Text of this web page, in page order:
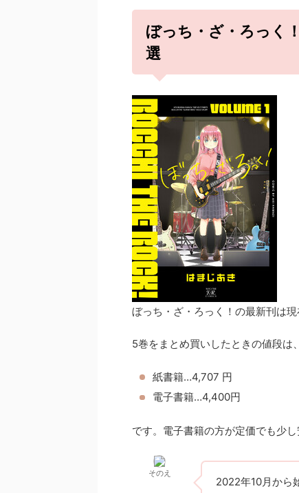
ぼっち・ざ・ろっく
選
ぼっち・ざ・ろっく！の最新刊は現
5巻をまとめ買いしたときの値段は、
紙書籍…4,707 円
電子書籍…4,400円
です。電子書籍の方が定価でも少し
そのえ
2022年10月から